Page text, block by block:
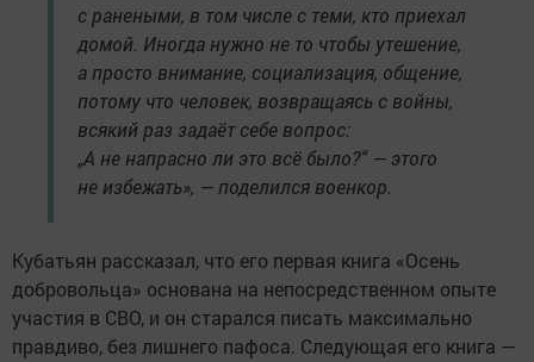
с ранеными, в том числе с теми, кто приехал
домой. Иногда нужно не то чтобы утешение,
а просто внимание, социализация, общение,
потому что человек, возвращаясь с войны,
всякий раз задаёт себе вопрос:
„А не напрасно ли это всё было?“ — этого
не избежать», — поделился военкор.
Кубатьян рассказал, что его первая книга «Осень
добровольца» основана на непосредственном опыте
участия в СВО, и он старался писать максимально
правдиво, без лишнего пафоса. Следующая его книга —